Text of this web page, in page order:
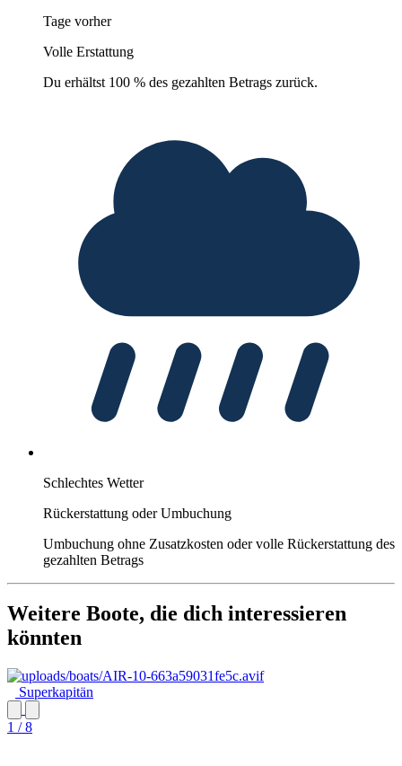
Tage vorher
Volle Erstattung
Du erhältst 100 % des gezahlten Betrags zurück.
Schlechtes Wetter
Rückerstattung oder Umbuchung
Umbuchung ohne Zusatzkosten oder volle Rückerstattung des
gezahlten Betrags
Weitere Boote, die dich interessieren
könnten
Superkapitän
1 / 8